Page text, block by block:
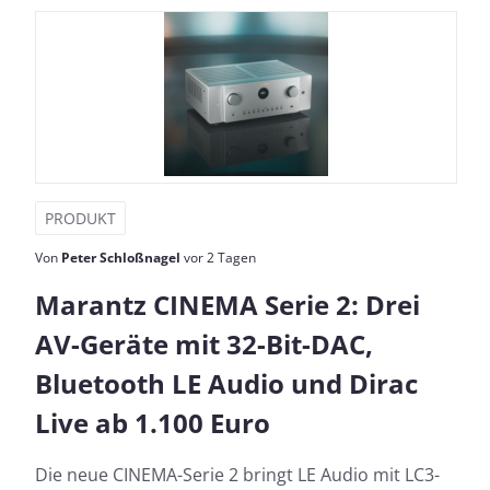
PRODUKT
Von Peter Schloßnagel vor 2 Tagen
Marantz CINEMA Serie 2: Drei
AV-Geräte mit 32-Bit-DAC,
Bluetooth LE Audio und Dirac
Live ab 1.100 Euro
Die neue CINEMA-Serie 2 bringt LE Audio mit LC3-